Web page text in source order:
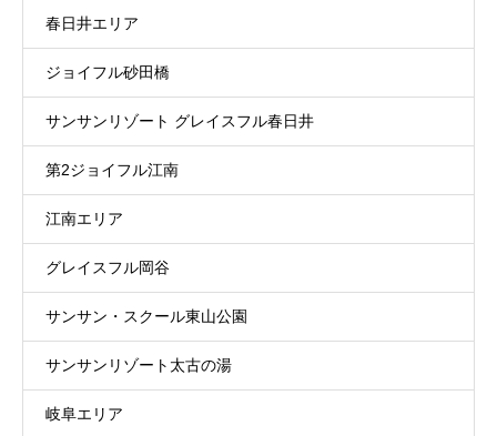
春日井エリア
ジョイフル砂田橋
サンサンリゾート グレイスフル春日井
第2ジョイフル江南
江南エリア
グレイスフル岡谷
サンサン・スクール東山公園
サンサンリゾート太古の湯
岐阜エリア